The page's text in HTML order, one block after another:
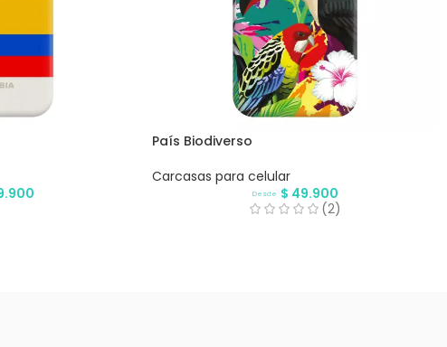
País Biodiverso
Carcasas para celular
Desde $ 49.900
(2)